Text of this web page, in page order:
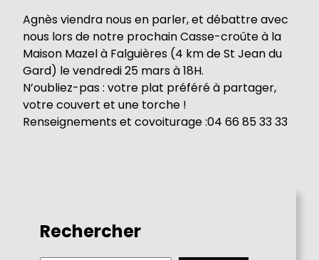
Agnès viendra nous en parler, et débattre avec
nous lors de notre prochain Casse-croûte à la
Maison Mazel à Falguières (4 km de St Jean du
Gard) le vendredi 25 mars à 18H.
N’oubliez-pas : votre plat préféré à partager,
votre couvert et une torche !
Renseignements et covoiturage :04 66 85 33 33
Rechercher